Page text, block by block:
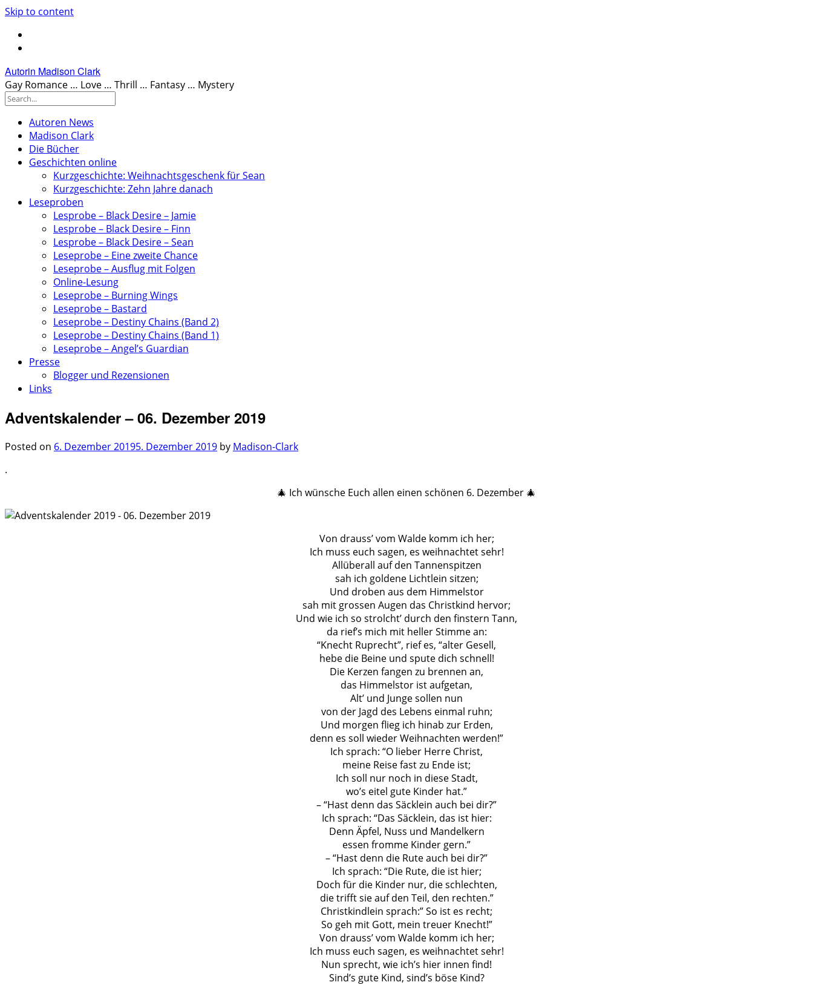
Skip to content
Autorin Madison Clark
Gay Romance … Love … Thrill … Fantasy … Mystery
Autoren News
Madison Clark
Die Bücher
Geschichten online
Kurzgeschichte: Weihnachtsgeschenk für Sean
Kurzgeschichte: Zehn Jahre danach
Leseproben
Lesprobe – Black Desire – Jamie
Lesprobe – Black Desire – Finn
Lesprobe – Black Desire – Sean
Leseprobe – Eine zweite Chance
Leseprobe – Ausflug mit Folgen
Online-Lesung
Leseprobe – Burning Wings
Leseprobe – Bastard
Leseprobe – Destiny Chains (Band 2)
Leseprobe – Destiny Chains (Band 1)
Leseprobe – Angel’s Guardian
Presse
Blogger und Rezensionen
Links
Adventskalender – 06. Dezember 2019
Posted on 6. Dezember 20195. Dezember 2019 by Madison-Clark
.
🎄 Ich wünsche Euch allen einen schönen 6. Dezember 🎄
Von drauss’ vom Walde komm ich her;
Ich muss euch sagen, es weihnachtet sehr!
Allüberall auf den Tannenspitzen
sah ich goldene Lichtlein sitzen;
Und droben aus dem Himmelstor
sah mit grossen Augen das Christkind hervor;
Und wie ich so strolcht’ durch den finstern Tann,
da rief’s mich mit heller Stimme an:
“Knecht Ruprecht”, rief es, “alter Gesell,
hebe die Beine und spute dich schnell!
Die Kerzen fangen zu brennen an,
das Himmelstor ist aufgetan,
Alt’ und Junge sollen nun
von der Jagd des Lebens einmal ruhn;
Und morgen flieg ich hinab zur Erden,
denn es soll wieder Weihnachten werden!”
Ich sprach: “O lieber Herre Christ,
meine Reise fast zu Ende ist;
Ich soll nur noch in diese Stadt,
wo’s eitel gute Kinder hat.”
– “Hast denn das Säcklein auch bei dir?”
Ich sprach: “Das Säcklein, das ist hier:
Denn Äpfel, Nuss und Mandelkern
essen fromme Kinder gern.”
– “Hast denn die Rute auch bei dir?”
Ich sprach: “Die Rute, die ist hier;
Doch für die Kinder nur, die schlechten,
die trifft sie auf den Teil, den rechten.”
Christkindlein sprach:” So ist es recht;
So geh mit Gott, mein treuer Knecht!”
Von drauss’ vom Walde komm ich her;
Ich muss euch sagen, es weihnachtet sehr!
Nun sprecht, wie ich’s hier innen find!
Sind’s gute Kind, sind’s böse Kind?